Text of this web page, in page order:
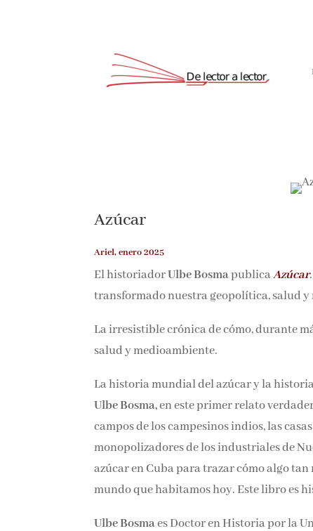
Azúcar
Ariel, enero 2025
El historiadorUlbe BosmapublicaAzúcar
transformado nuestra geopolítica, salud y
La irresistible crónica de cómo, durante
salud y medioambiente.
La historia mundial del azúcar y la
sí.Ulbe Bosma,en este primer relato
campos de los campesinos indios, las
monopolizadores de los industriales de
azúcar en Cuba para trazar cómo algo
mundo que habitamos hoy. Este libro es
Ulbe Bosmaes Doctor en Historia por la